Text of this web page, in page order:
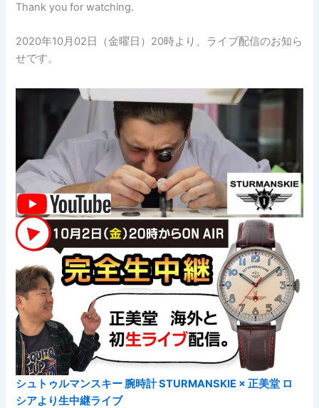
Thank you for watching.
2020年10月02日（金曜日）20時より、ライブ配信のお知ら
せです。
シュトゥルマンスキー 腕時計 STURMANSKIE × 正美堂 ロ
シアより生中継ライブ